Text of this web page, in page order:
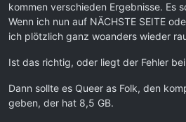
kommen verschieden Ergebnisse. Es
Wenn ich nun auf NÄCHSTE SEITE
ich plötzlich ganz woanders wieder
Ist das richtig, oder liegt der Fehler
Dann sollte es Queer as Folk, den
geben, der hat 8,5 GB.